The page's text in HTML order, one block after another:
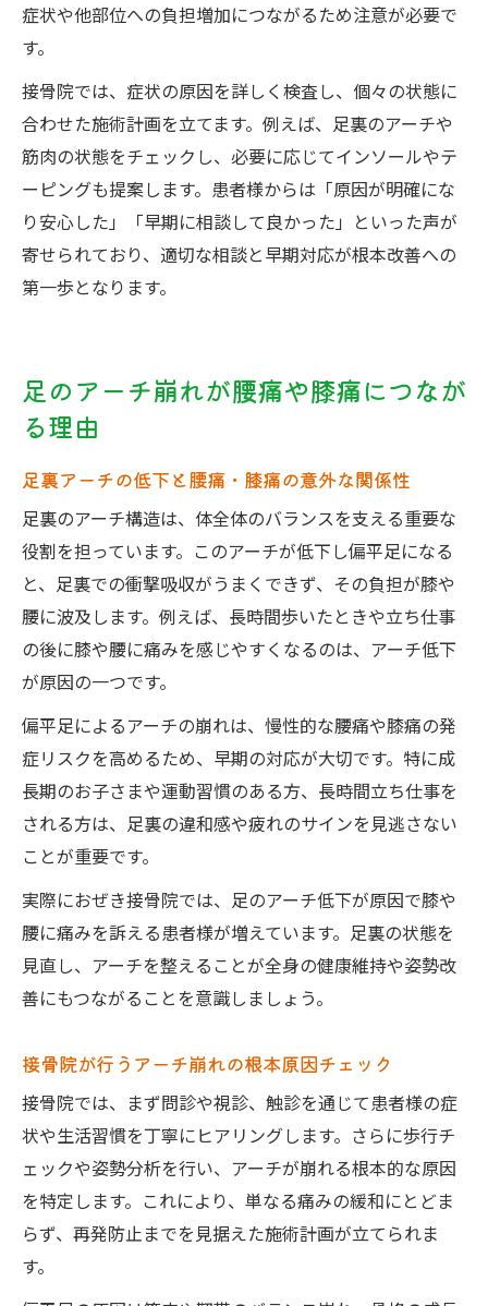
症状や他部位への負担増加につながるため注意が必要で
す。
接骨院では、症状の原因を詳しく検査し、個々の状態に
合わせた施術計画を立てます。例えば、足裏のアーチや
筋肉の状態をチェックし、必要に応じてインソールやテ
ーピングも提案します。患者様からは「原因が明確にな
り安心した」「早期に相談して良かった」といった声が
寄せられており、適切な相談と早期対応が根本改善への
第一歩となります。
足のアーチ崩れが腰痛や膝痛につなが
る理由
足裏アーチの低下と腰痛・膝痛の意外な関係性
足裏のアーチ構造は、体全体のバランスを支える重要な
役割を担っています。このアーチが低下し偏平足になる
と、足裏での衝撃吸収がうまくできず、その負担が膝や
腰に波及します。例えば、長時間歩いたときや立ち仕事
の後に膝や腰に痛みを感じやすくなるのは、アーチ低下
が原因の一つです。
偏平足によるアーチの崩れは、慢性的な腰痛や膝痛の発
症リスクを高めるため、早期の対応が大切です。特に成
長期のお子さまや運動習慣のある方、長時間立ち仕事を
される方は、足裏の違和感や疲れのサインを見逃さない
ことが重要です。
実際におぜき接骨院では、足のアーチ低下が原因で膝や
腰に痛みを訴える患者様が増えています。足裏の状態を
見直し、アーチを整えることが全身の健康維持や姿勢改
善にもつながることを意識しましょう。
接骨院が行うアーチ崩れの根本原因チェック
接骨院では、まず問診や視診、触診を通じて患者様の症
状や生活習慣を丁寧にヒアリングします。さらに歩行チ
ェックや姿勢分析を行い、アーチが崩れる根本的な原因
を特定します。これにより、単なる痛みの緩和にとどま
らず、再発防止までを見据えた施術計画が立てられま
す。